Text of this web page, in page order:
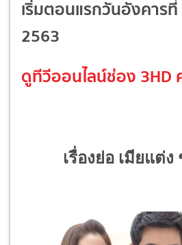
เริ่มตอนแรกวันอังคาร
2563
ดูทีวีออนไลน์ช่อง 3HD
เรื่องย่อ เมียแต่ง